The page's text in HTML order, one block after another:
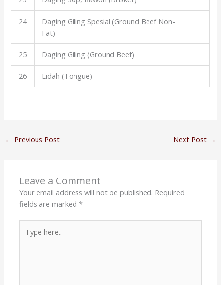
24
Daging Giling Spesial (Ground Beef Non-
Fat)
25 Daging Giling (Ground Beef)
26 Lidah (Tongue)
← Previous Post Next Post →
Leave a Comment
Your email address will not be published. Required
fields are marked*
here..